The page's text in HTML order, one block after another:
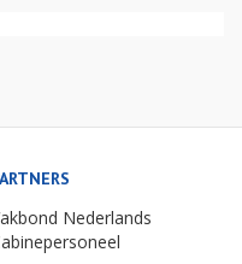
Nederlands